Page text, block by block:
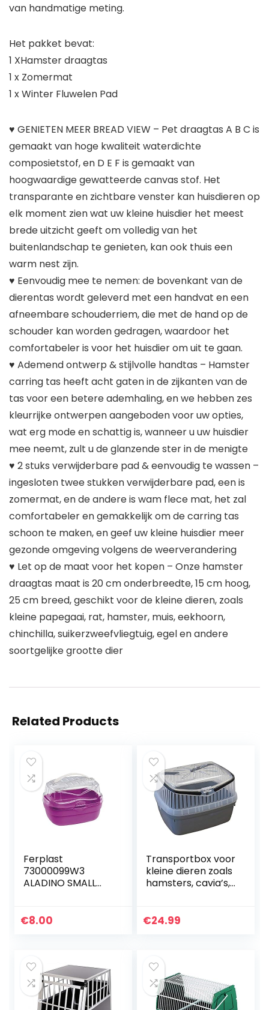
van handmatige meting.
Het pakket bevat:
1 XHamster draagtas
1 x Zomermat
1 x Winter Fluwelen Pad
♥ GENIETEN MEER BREAD VIEW – Pet draagtas A B C is
gemaakt van hoge kwaliteit waterdichte
composietstof, en D E F is gemaakt van
hoogwaardige gewatteerde canvas stof. Het
transparante en zichtbare venster kan huisdieren op
elk moment zien wat uw kleine huisdier het meest
brede uitzicht geeft om volledig van het
buitenlandschap te genieten, kan ook thuis een
warm nest zijn.
♥ Eenvoudig mee te nemen: de bovenkant van de
dierentas wordt geleverd met een handvat en een
afneembare schouderriem, die met de hand op de
schouder kan worden gedragen, waardoor het
comfortabeler is voor het huisdier om uit te gaan.
♥ Ademend ontwerp & stijlvolle handtas – Hamster
carring tas heeft acht gaten in de zijkanten van de
tas voor een betere ademhaling, en we hebben zes
kleurrijke ontwerpen aangeboden voor uw opties,
wat erg mode en schattig is, wanneer u uw huisdier
mee neemt, zult u de glanzende ster in de menigte
♥ 2 stuks verwijderbare pad & eenvoudig te wassen –
ingesloten twee stukken verwijderbare pad, een is
zomermat, en de andere is wam flece mat, het zal
comfortabeler en gemakkelijk om de carring tas
schoon te maken, en geef uw kleine huisdier meer
gezonde omgeving volgens de weerverandering
♥ Let op de maat voor het kopen – Onze hamster
draagtas maat is 20 cm onderbreedte, 15 cm hoog,
25 cm breed, geschikt voor de kleine dieren, zoals
kleine papegaai, rat, hamster, muis, eekhoorn,
chinchilla, suikerzweefvliegtuig, egel en andere
soortgelijke grootte dier
Related Products
Ferplast
73000099W3
ALADINO SMALL
knaagdiertranspor
€8.00
Transportbox voor
kleine dieren zoals
hamsters, cavia’s,
€24.99